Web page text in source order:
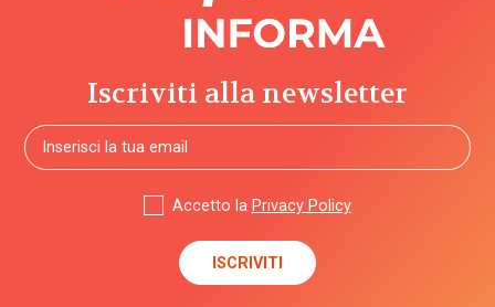
Iscriviti alla newsletter
Accetto la Privacy Policy